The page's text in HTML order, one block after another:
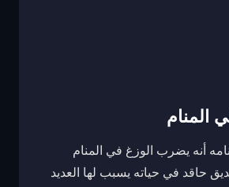
المنام
أنه يضرب الوزغ في المنام
حاقد في حياته يسبب لها العديد